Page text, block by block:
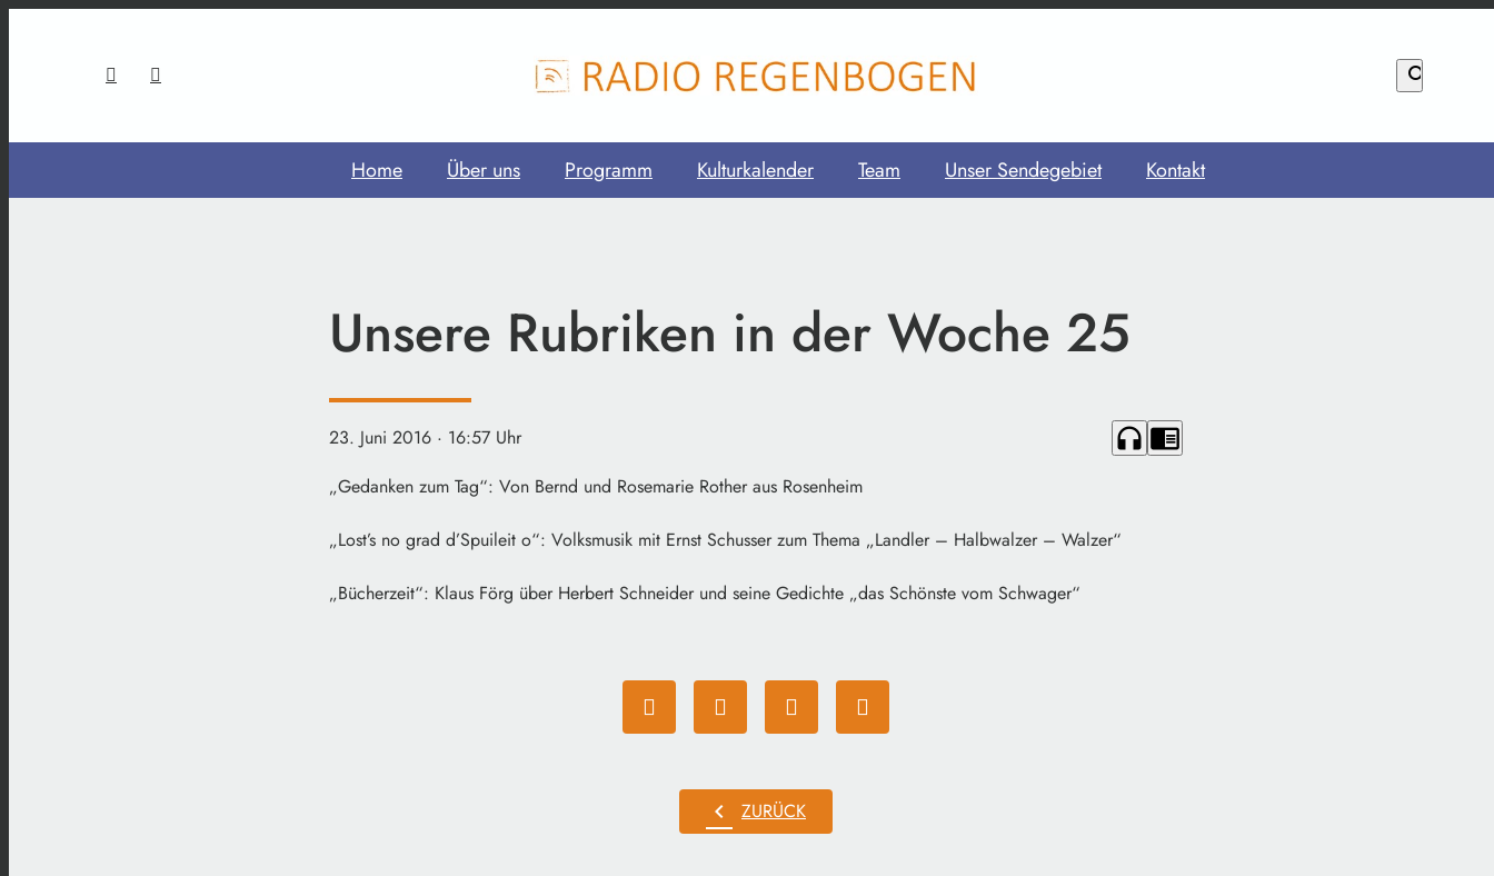
search
Home Über uns Programm Kulturkalender Team Unser Sendegebiet Kontakt
Unsere Rubriken in der Woche 25
23. Juni 2016 · 16:57 Uhr headphones chrome_reader_mode
„Gedanken zum Tag“: Von Bernd und Rosemarie Rother aus Rosenheim
„Lost’s no grad d’Spuileit o“: Volksmusik mit Ernst Schusser zum Thema „Landler – Halbwalzer – Walzer“
„Bücherzeit“: Klaus Förg über Herbert Schneider und seine Gedichte „das Schönste vom Schwager“
chevron_left ZURÜCK